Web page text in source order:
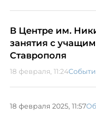
В Центре им.
занятия с
Ставрополя
18 февраля, 11:24
18 февраля 2025, 11:57